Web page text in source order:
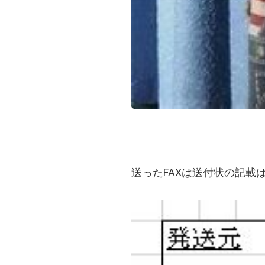
送ったFAXは送付状の記載